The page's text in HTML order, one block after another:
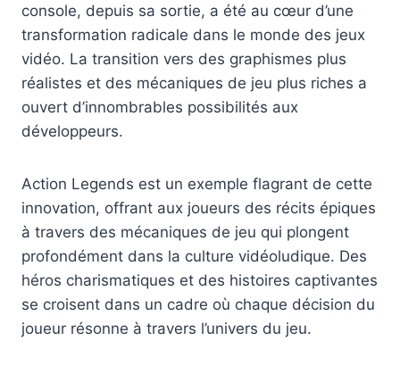
console, depuis sa sortie, a été au cœur d’une
transformation radicale dans le monde des jeux
vidéo. La transition vers des graphismes plus
réalistes et des mécaniques de jeu plus riches a
ouvert d’innombrables possibilités aux
développeurs.
Action Legends est un exemple flagrant de cette
innovation, offrant aux joueurs des récits épiques
à travers des mécaniques de jeu qui plongent
profondément dans la culture vidéoludique. Des
héros charismatiques et des histoires captivantes
se croisent dans un cadre où chaque décision du
joueur résonne à travers l’univers du jeu.